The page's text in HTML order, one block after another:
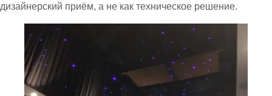
дизайнерский приём, а не как техническое решение.